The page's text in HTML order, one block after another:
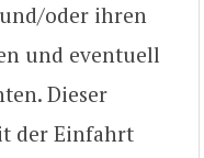
oder ihren
und eventuell
Dieser
der Einfahrt